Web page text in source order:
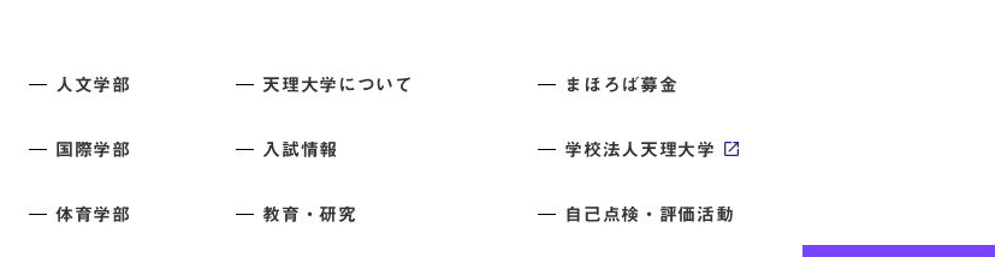
人文学部
国際学部
体育学部
天理大学について
入試情報
教育・研究
まほろば募金
学校法人天理大学
自己点検・評価活動